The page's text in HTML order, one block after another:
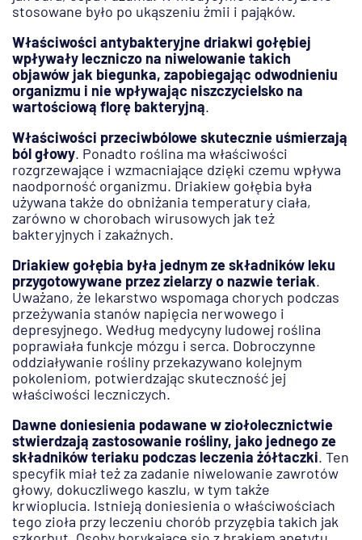
stosowane było po ukąszeniu żmii i pająków.
Właściwości antybakteryjne driakwi gołębiej
wpływały leczniczo na niwelowanie takich
objawów jak biegunka, zapobiegając odwodnieniu
organizmu i nie wpływając niszczycielsko na
wartościową florę bakteryjną.
Właściwości przeciwbólowe skutecznie uśmierzają
ból głowy. Ponadto roślina ma właściwości
rozgrzewające i wzmacniające dzięki czemu wpływa
naodporność organizmu. Driakiew gołębia była
używana także do obniżania temperatury ciała,
zarówno w chorobach wirusowych jak też
bakteryjnych i zakaźnych.
Driakiew gołębia była jednym ze składników leku
przygotowywane przez zielarzy o nazwie teriak.
Uważano, że lekarstwo wspomaga chorych podczas
przeżywania stanów napięcia nerwowego i
depresyjnego. Według medycyny ludowej roślina
poprawiała funkcje mózgu i serca. Dobroczynne
oddziaływanie rośliny przekazywano kolejnym
pokoleniom, potwierdzając skuteczność jej
właściwości leczniczych.
Dawne doniesienia podawane w ziołolecznictwie
stwierdzają zastosowanie rośliny, jako jednego ze
składników teriaku podczas leczenia żółtaczki. Ten
specyfik miał też za zadanie niwelowanie zawrotów
głowy, dokuczliwego kaszlu, w tym także
krwioplucia. Istnieją doniesienia o właściwościach
tego zioła przy leczeniu chorób przyzębia takich jak